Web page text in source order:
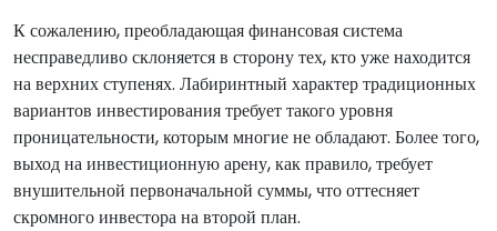
К сожалению, преобладающая финансовая система
несправедливо склоняется в сторону тех, кто уже находится
на верхних ступенях. Лабиринтный характер традиционных
вариантов инвестирования требует такого уровня
проницательности, которым многие не обладают. Более того,
выход на инвестиционную арену, как правило, требует
внушительной первоначальной суммы, что оттесняет
скромного инвестора на второй план.